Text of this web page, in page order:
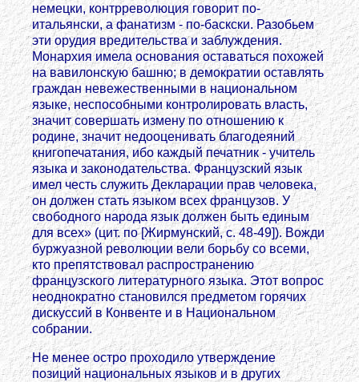
немецки, контрреволюция говорит по-
итальянски, а фанатизм - по-баскски. Разобьем
эти орудия вредительства и заблуждения.
Монархия имела основания оставаться похожей
на вавилонскую башню; в демократии оставлять
граждан невежественными в национальном
языке, неспособными контролировать власть,
значит совершать измену по отношению к
родине, значит недооценивать благодеяний
книгопечатания, ибо каждый печатник - учитель
языка и законодательства. Французский язык
имел честь служить Декларации прав человека,
он должен стать языком всех французов. У
свободного народа язык должен быть единым
для всех» (цит. по [Жирмунский, с. 48-49]). Вожди
буржуазной революции вели борьбу со всеми,
кто препятствовал распространению
французского литературного языка. Этот вопрос
неоднократно становился предметом горячих
дискуссий в Конвенте и в Национальном
собрании.
Не менее остро проходило утверждение
позиций национальных языков и в других